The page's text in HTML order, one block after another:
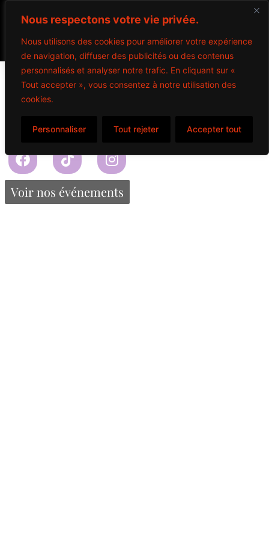
Nous respectons votre vie privée.
Nous utilisons des cookies pour améliorer votre expérience
de navigation, diffuser des publicités ou des contenus
personnalisés et analyser notre trafic. En cliquant sur «
Tout accepter », vous consentez à notre utilisation des
cookies.
Personnaliser Tout rejeter Accepter tout
Vodka
3.75
Voir nos événements
Propulsé par Miitems